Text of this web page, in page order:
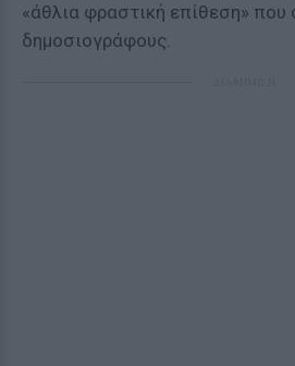
«άθλια φραστική επίθεση»
δημοσιογράφους.